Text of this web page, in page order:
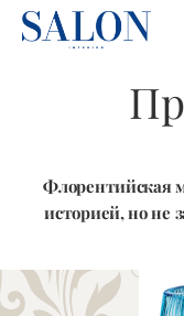
Флорентийская
историей, но не